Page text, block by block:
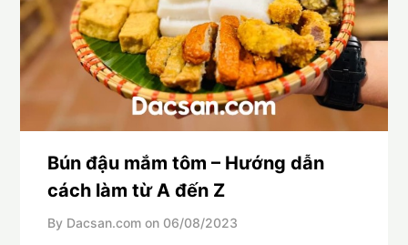
Bún đậu mắm tôm – Hướng dẫn
cách làm từ A đến Z
By Dacsan.com on 06/08/2023